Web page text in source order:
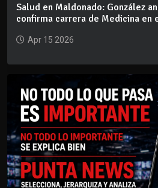
Salud en Maldonado: González
confirma carrera de Medicina en
Apr 15 2026